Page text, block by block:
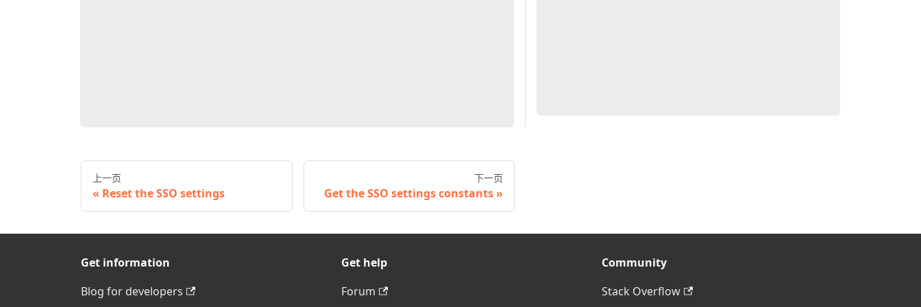
上一页
Reset the SSO settings
下一页
Get the SSO settings constants
Get information
Blog for developers
Get help
Forum
Community
Stack Overflow